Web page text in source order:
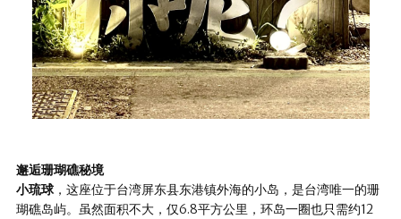
邂逅珊瑚礁秘境
小琉球，这座位于台湾屏东县东港镇外海的小岛，是台湾唯一的珊
瑚礁岛屿。虽然面积不大，仅6.8平方公里，环岛一圈也只需约12